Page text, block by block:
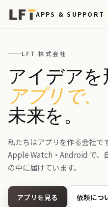
APPS & SUPPORT
LFT 株式会社
アイデアを
アプリで、
未来を。
私たちはアプリを作る会社で
Apple Watch・Android で、
の中に届けています。
アプリを見る 依頼につ